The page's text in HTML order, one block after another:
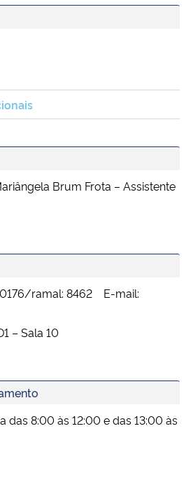
Brum Frota – Assistente
0176/ramal: 8462 E-mail:
– Sala 10
das 8:00 às 12:00 e das 13:00 às